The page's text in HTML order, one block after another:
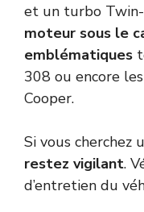
et un turbo
moteur sous le
emblématiques
308 ou encore
Cooper.
Si vous cherchez
restez vigilant.
d’entretien du